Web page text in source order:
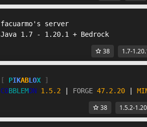
facuarmo's server
Java 1.7 - 1.20.1 + Bedrock
38 1.7-
[ PIKABL OX
]
COBBL EMON 1.5.2 FORGE 47.2.20
38 1.5.2-